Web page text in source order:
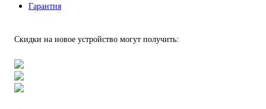
Гарантия
Скидки на новое устройство могут получить: